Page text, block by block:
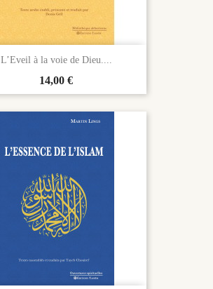
L’Eveil à la voie de Dieu....
Prix
14,00 €